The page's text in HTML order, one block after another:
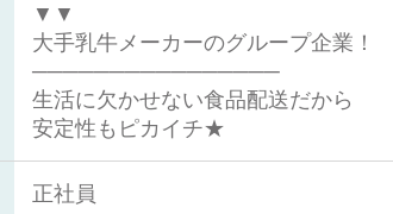
▼▼
大手乳牛メーカーのグループ企業！
────────────────
生活に欠かせない食品配送だから
安定性もピカイチ★
正社員